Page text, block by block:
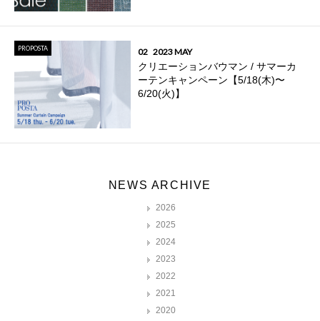
PROPOSTA 02 2023 MAY
クリエーションバウマン / サマーカ
ーテンキャンペーン【5/18(木)〜
6/20(火)】
NEWS ARCHIVE
2026
2025
2024
2023
2022
2021
2020